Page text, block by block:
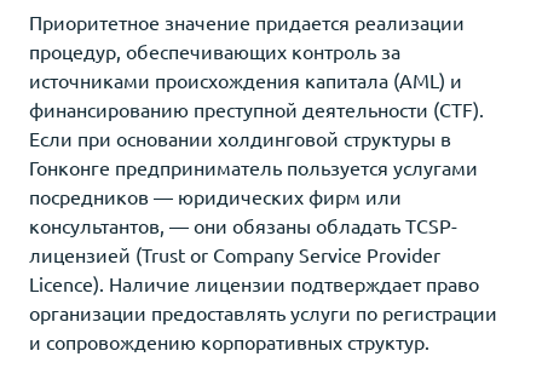
Приоритетное значение придается реализации
процедур, обеспечивающих контроль за
источниками происхождения капитала (AML) и
финансированию преступной деятельности (CTF).
Если при основании холдинговой структуры в
Гонконге предприниматель пользуется услугами
посредников — юридических фирм или
консультантов, — они обязаны обладать TCSP-
лицензией (Trust or Company Service Provider
Licence). Наличие лицензии подтверждает право
организации предоставлять услуги по регистрации
и сопровождению корпоративных структур.